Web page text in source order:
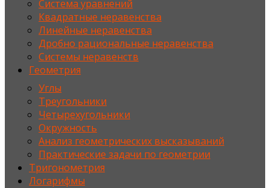
Система уравнений
Квадратные неравенства
Линейные неравенства
Дробно рациональные неравенства
Системы неравенств
Геометрия
Углы
Треугольники
Четырехугольники
Окружность
Анализ геометрических высказываний
Практические задачи по геометрии
Тригонометрия
Логарифмы